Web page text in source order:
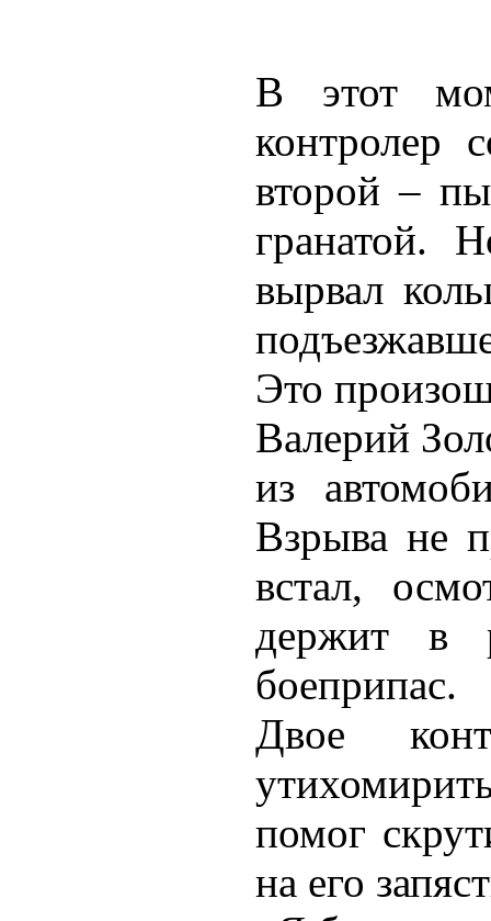
В этот
контролер
второй –
гранатой.
вырвал
Это
Валерий
из
Взрыва не
встал,
держит в
боеприпас.
Двое
помог
на его